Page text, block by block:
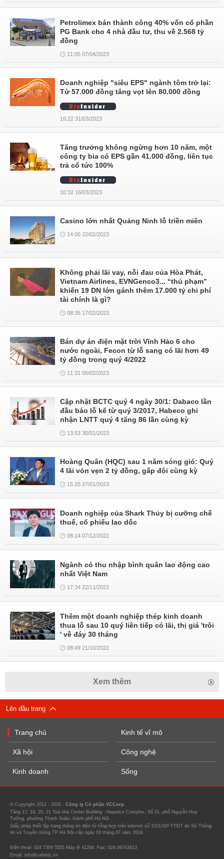
Petrolimex bán thành công 40% vốn cổ phần
PG Bank cho 4 nhà đầu tư, thu về 2.568 tỷ
đồng
11:05 07/04/2023
Doanh nghiệp "siêu EPS" ngành tôm trở lại:
Từ 57.000 đồng tăng vọt lên 80.000 đồng
16:22 31/03/2023
Tăng trưởng không ngừng hơn 10 năm, một
công ty bia có EPS gần 41.000 đồng, liên tục
trả cổ tức 100%
10:32 16/03/2023
Casino lớn nhất Quảng Ninh lỗ triền miên
14:00 22/02/2023
Không phải lãi vay, nỗi đau của Hòa Phát,
Vietnam Airlines, EVNGenco3... “thủ phạm”
khiến 19 DN lớn gánh thêm 17.000 tỷ chi phí
tài chính là gì?
08:35 17/02/2023
Bán dự án điện mặt trời Vĩnh Hảo 6 cho
nước ngoài, Fecon từ lỗ sang có lãi hơn 49
tỷ đồng trong quý 4/2022
11:31 06/02/2023
Cập nhật BCTC quý 4 ngày 30/1: Dabaco lần
đầu báo lỗ kể từ quý 3/2017, Habeco ghi
nhận LNTT quý 4 tăng 86 lần cùng kỳ
13:53 30/01/2023
Hoàng Quân (HQC) sau 1 năm sóng gió: Quý
4 lãi vỏn vẹn 2 tỷ đồng, gấp đôi cùng kỳ
15:25 27/01/2023
Doanh nghiệp của Shark Thủy bị cưỡng chế
thuế, cổ phiếu lao dốc
08:14 07/12/2022
Ngành có thu nhập bình quân lao động cao
nhất Việt Nam
17:34 22/11/2022
Thêm một doanh nghiệp thép kinh doanh
thua lỗ sau 10 quý liên tiếp có lãi, thị giá 'trôi
' về đáy 30 tháng
08:49 21/10/2022
Xem thêm
Lên đầu trang
Trang chủ
Xã hội
Kinh doanh
Kinh tế vĩ mô
Công nghệ
Sống
© Copyright 2012 - 2026 - Công ty Cổ phần VCCorp.
Tầng 17, 19, 20, 21 Toà nhà Center Building - Hapulico Complex, Số 01, phố Nguyễn Huy
Tưởng, phường Thanh Xuân, thành phố Hà Nội
Giấy phép thiết lập trang thông tin điện tử tổng hợp trên internet số 3321/GP-TTĐT do Sở Thông
tin và Truyền thông TP Hà Nội cấp ngày 03 tháng 07 năm 2019.
Điện thoại: 024 7309 5555 Máy lẻ 41294. Fax: 024-39743413
Email: info@cafebiz.vn